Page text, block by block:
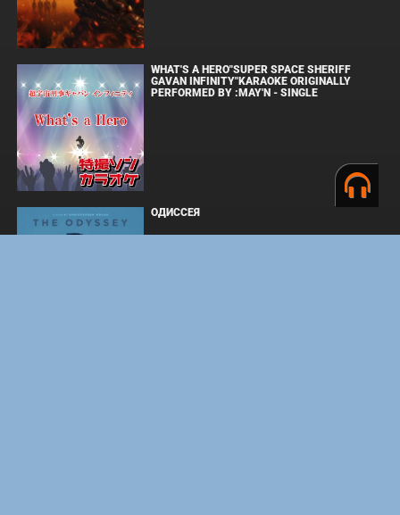
WHAT'S A HERO"SUPER SPACE SHERIFF
GAVAN INFINITY"KARAOKE ORIGINALLY
PERFORMED BY :MAY'N - SINGLE
ОДИССЕЯ